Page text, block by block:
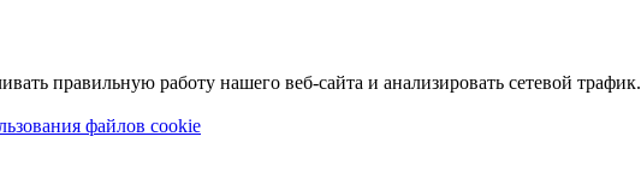
правильную работу нашего веб-сайта и анализировать сетевой трафик.
файлов cookie